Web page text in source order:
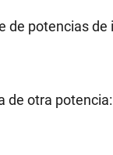
de potencias de
de otra potencia: